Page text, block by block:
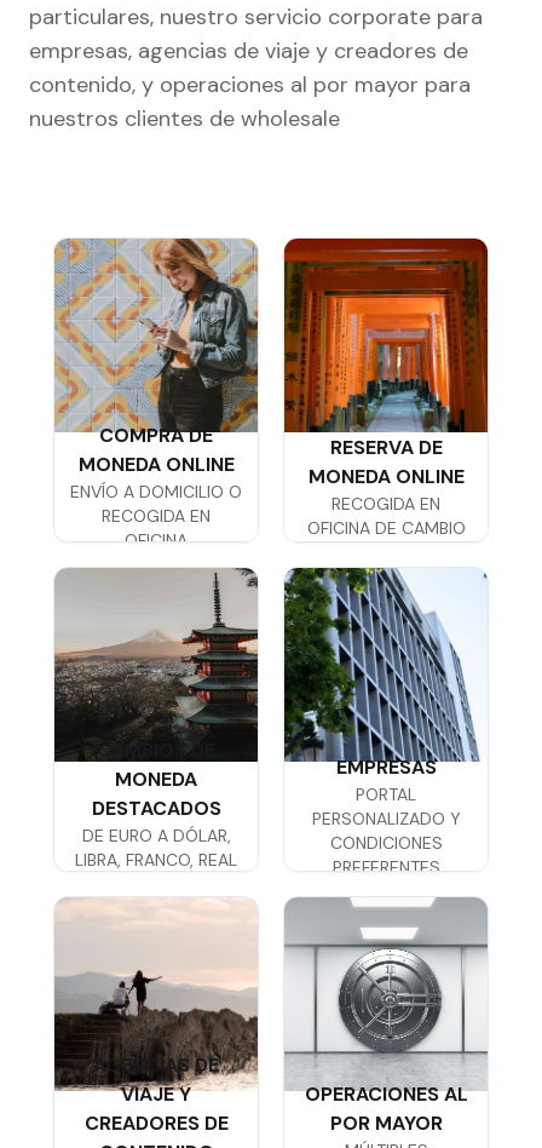
particulares, nuestro servicio corporate para
empresas, agencias de viaje y creadores de
contenido, y operaciones al por mayor para
nuestros clientes de wholesale
COMPRA DE
MONEDA ONLINE
ENVÍO A DOMICILIO O
RECOGIDA EN
OFICINA
RESERVA DE
MONEDA ONLINE
RECOGIDA EN
OFICINA DE CAMBIO
CAMBIOS DE
MONEDA
DESTACADOS
DE EURO A DÓLAR,
LIBRA, FRANCO, REAL
EMPRESAS
PORTAL
PERSONALIZADO Y
CONDICIONES
PREFERENTES
AGENCIAS DE
VIAJE Y
CREADORES DE
OPERACIONES AL
POR MAYOR